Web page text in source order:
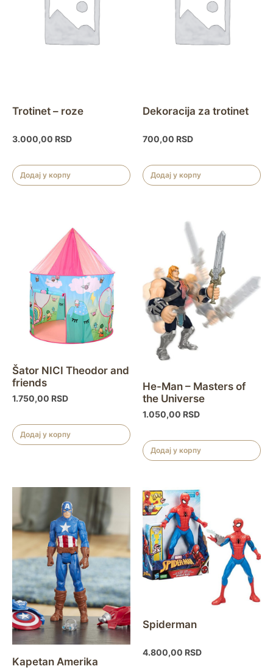
Trotinet – roze
3.000,00 RSD
Додај у корпу
Dekoracija za trotinet
700,00 RSD
Додај у корпу
Šator NICI Theodor and
friends
1.750,00 RSD
Додај у корпу
He-Man – Masters of
the Universe
1.050,00 RSD
Додај у корпу
Kapetan Amerika
Spiderman
4.800,00 RSD